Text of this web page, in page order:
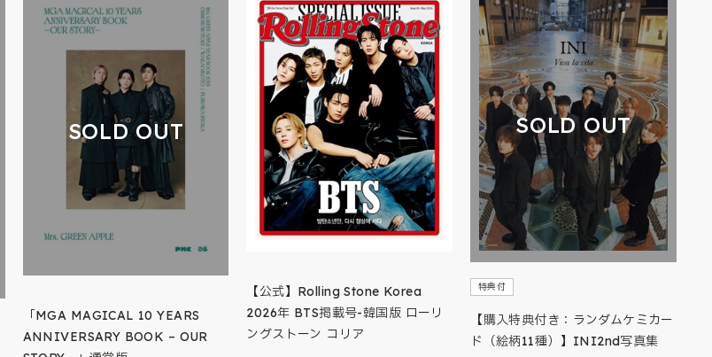
SOLD OUT
「MGA MAGICAL 10 YEARS
ANNIVERSARY BOOK – OUR
【公式】Rolling Stone Korea
2026年 BTS掲載号-韓国版 ローリ
ングストーン コリア
SOLD OUT
特典付
【購入特典付き：ランダムケミカー
ド（絵柄11種）】INI2nd写真集